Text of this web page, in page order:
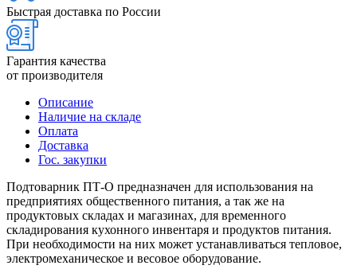
Быстрая доставка по России
Гарантия качества
от производителя
Описание
Наличие на складе
Оплата
Доставка
Гос. закупки
Подтоварник ПТ-О предназначен для использования на
предприятиях общественного питания, а так же на
продуктовых складах и магазинах, для временного
складирования кухонного инвентаря и продуктов питания.
При необходимости на них может устанавливаться тепловое,
электромеханическое и весовое оборудование.